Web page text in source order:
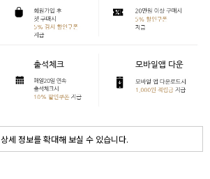
상세 정보를 확대해 보실 수 있습니다.